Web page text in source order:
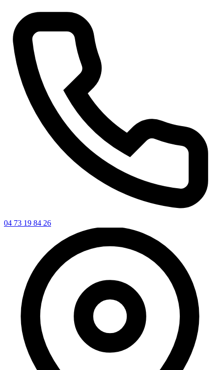
04 73 19 84 26